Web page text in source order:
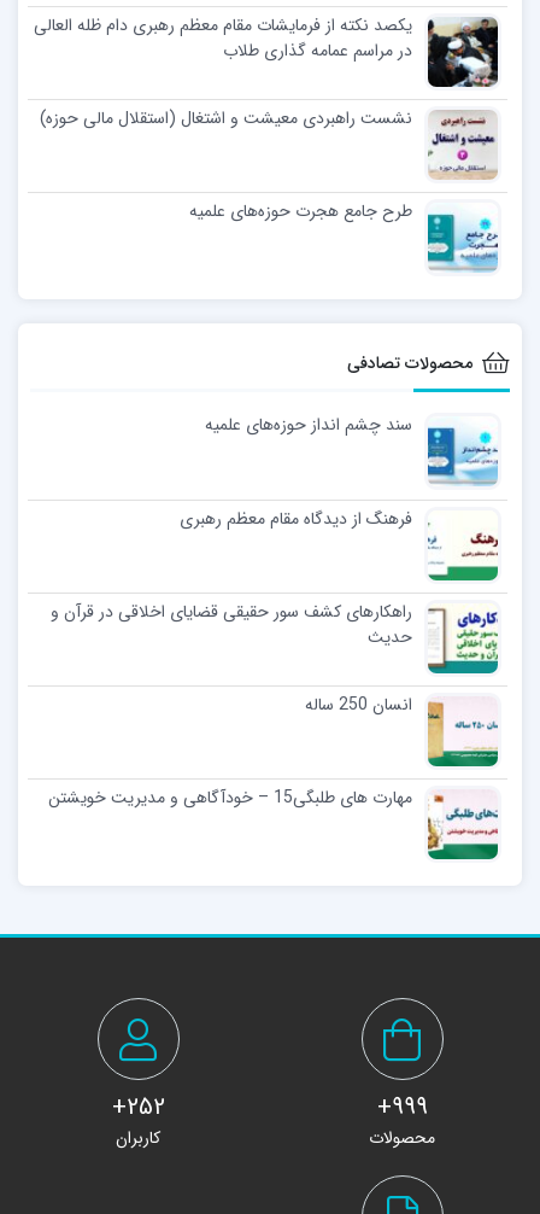
یکصد نکته از فرمایشات مقام معظم رهبری دام ظله العالی
در مراسم عمامه گذاری طلاب
نشست راهبردی معیشت و اشتغال (استقلال مالی حوزه)
طرح جامع هجرت حوزه‌های علمیه
محصولات تصادفی
سند چشم انداز حوزه‌های علمیه
فرهنگ از دیدگاه مقام معظم رهبری
راهکارهای کشف سور حقیقی قضایای اخلاقی در قرآن و
حدیث
انسان 250 ساله
مهارت های طلبگی15 – خودآگاهی و مدیریت خویشتن
999+
محصولات
252+
کاربران